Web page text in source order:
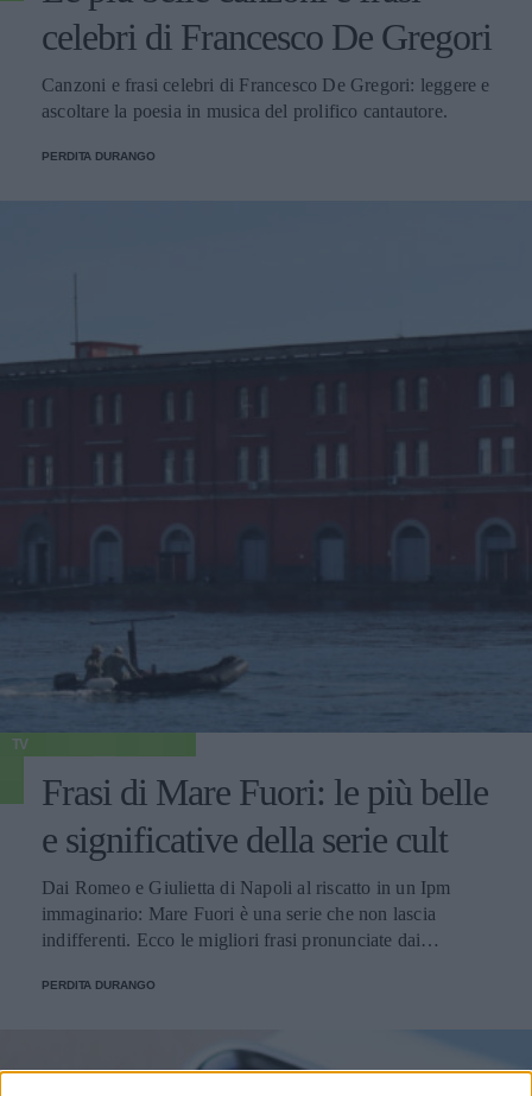
celebri di Francesco De Gregori
Canzoni e frasi celebri di Francesco De Gregori: leggere e
ascoltare la poesia in musica del prolifico cantautore.
PERDITA DURANGO
TV
Frasi di Mare Fuori: le più belle
e significative della serie cult
Dai Romeo e Giulietta di Napoli al riscatto in un Ipm
immaginario: Mare Fuori è una serie che non lascia
indifferenti. Ecco le migliori frasi pronunciate dai
PERDITA DURANGO